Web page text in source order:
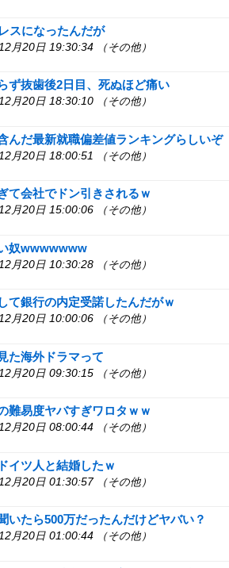
スになったんだが
月20日 19:30:34 （その他）
ず抜歯後2日目、死ぬほど痛い
月20日 18:30:10 （その他）
んだ最新就職偏差値ランキングらしいぞ
月20日 18:00:51 （その他）
て会社でドン引きされるｗ
月20日 15:00:06 （その他）
奴wwwwwww
月20日 10:30:28 （その他）
て銀行の内定受諾したんだがｗ
月20日 10:00:06 （その他）
た海外ドラマって
月20日 09:30:15 （その他）
難易度ヤバすぎワロタｗｗ
月20日 08:00:44 （その他）
イツ人と結婚したｗ
月20日 01:30:57 （その他）
いたら500万だったんだけどヤバい？
月20日 01:00:44 （その他）